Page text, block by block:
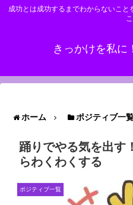
成功とは成功するまでわからないこと
きっかけを私に
ホーム ポジティブ一
踊りでやる気を出す
らわくわくする
ポジティブ一覧